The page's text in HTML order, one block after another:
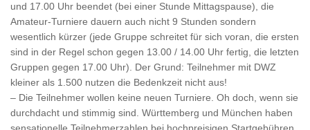
und 17.00 Uhr beendet (bei einer Stunde Mittagspause), die
Amateur-Turniere dauern auch nicht 9 Stunden sondern
wesentlich kürzer (jede Gruppe schreitet für sich voran, die ersten
sind in der Regel schon gegen 13.00 / 14.00 Uhr fertig, die letzten
Gruppen gegen 17.00 Uhr). Der Grund: Teilnehmer mit DWZ
kleiner als 1.500 nutzen die Bedenkzeit nicht aus!
– Die Teilnehmer wollen keine neuen Turniere. Oh doch, wenn sie
durchdacht und stimmig sind. Württemberg und München haben